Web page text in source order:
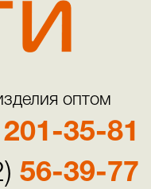
оптом
201-35-81
56-39-77